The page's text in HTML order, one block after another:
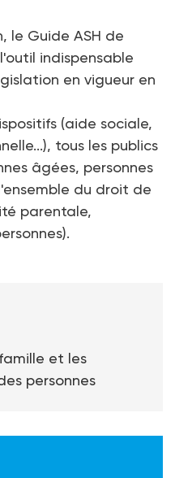
le Guide ASH de
indispensable
en vigueur en
(aide sociale,
tous les publics
âgées, personnes
du droit de
parentale,
et les
personnes